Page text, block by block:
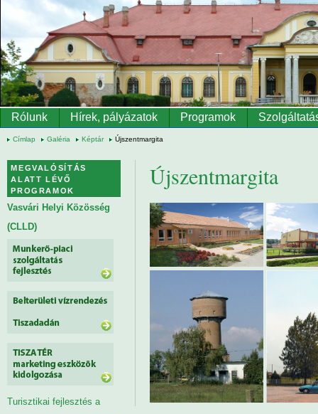
Ugrás a tartalomra
Rólunk Hírek, pályázatok Programok
Címlap Galéria Képtár Újszentmargita
Újszentmargita
MEGVALÓSÍTÁS
ALATT LÉVŐ
PROGRAMOK
Vasvári Helyi Közösség
(CLLD)
Turisztikai fejlesztés a